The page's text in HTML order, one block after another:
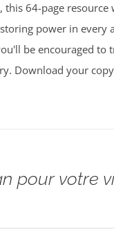
this 64-page
power in
be encouraged
Download your
pour votre